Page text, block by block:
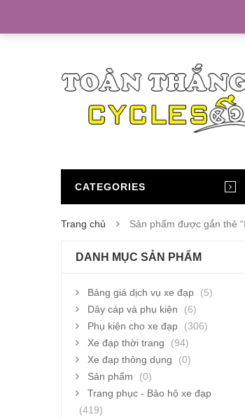
CATEGORIES
Trang chủ Sản phẩm được gắn thẻ
DANH MỤC SẢN PHẨM
Bảng giá dịch vụ xe đạp
(5)
Dây cáp và phụ kiện
(6)
Phụ kiện cho xe đạp
(306)
Xe đạp thời trang
(94)
Xe đạp thông dụng
(0)
Sản phẩm
(0)
Trang phục - Bảo hộ xe đạp
(419)